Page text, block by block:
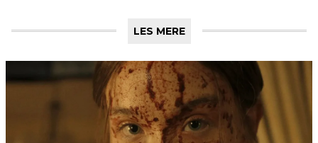
LES MERE